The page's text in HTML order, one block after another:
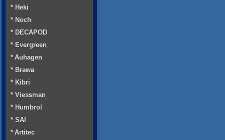
* Heki
* Noch
* DECAPOD
* Evergreen
* Auhagen
* Brawa
* Kibri
* Viessman
* Humbrol
* SAI
* Artitec